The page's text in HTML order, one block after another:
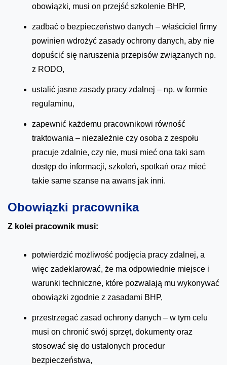
obowiązki, musi on przejść szkolenie BHP,
zadbać o bezpieczeństwo danych – właściciel firmy
powinien wdrożyć zasady ochrony danych, aby nie
dopuścić się naruszenia przepisów związanych np.
z RODO,
ustalić jasne zasady pracy zdalnej – np. w formie
regulaminu,
zapewnić każdemu pracownikowi równość
traktowania – niezależnie czy osoba z zespołu
pracuje zdalnie, czy nie, musi mieć ona taki sam
dostęp do informacji, szkoleń, spotkań oraz mieć
takie same szanse na awans jak inni.
Obowiązki pracownika
Z kolei pracownik musi:
potwierdzić możliwość podjęcia pracy zdalnej, a
więc zadeklarować, że ma odpowiednie miejsce i
warunki techniczne, które pozwalają mu wykonywać
obowiązki zgodnie z zasadami BHP,
przestrzegać zasad ochrony danych – w tym celu
musi on chronić swój sprzęt, dokumenty oraz
stosować się do ustalonych procedur
bezpieczeństwa,